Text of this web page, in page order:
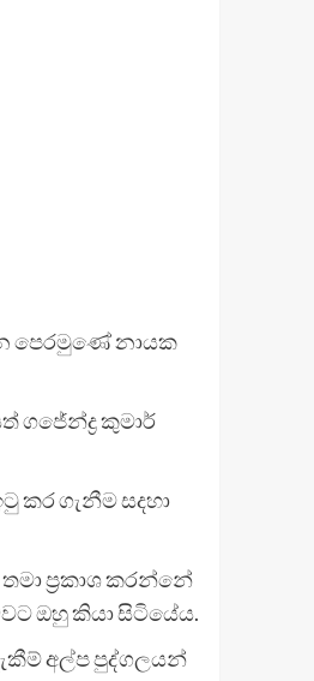
පෙරමුණේ නායක
කුමාර්
කර ගැනීම සදහා
ප්‍රකාශ කරන්නේ
ඔහු කියා සිටියේය.
අල්ප පුද්ගලයන්